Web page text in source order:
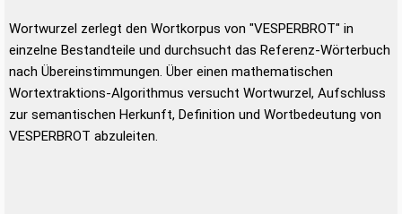
Wortwurzel zerlegt den Wortkorpus von "VESPERBROT" in
einzelne Bestandteile und durchsucht das Referenz-Wörterbuch
nach Übereinstimmungen. Über einen mathematischen
Wortextraktions-Algorithmus versucht Wortwurzel, Aufschluss
zur semantischen Herkunft, Definition und Wortbedeutung von
VESPERBROT abzuleiten.